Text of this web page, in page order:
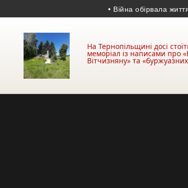
• Війна обірвала життя
На Тернопільщині досі
меморіал із написами про
Вітчизняну» та «буржуазних